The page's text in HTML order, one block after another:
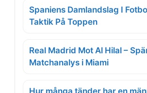
Spaniens Damlandslag I
Taktik På Toppen
Real Madrid Mot Al Hilal –
Matchanalys i Miami